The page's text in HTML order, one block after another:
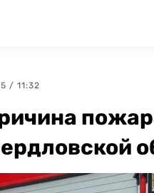
/ 11:32